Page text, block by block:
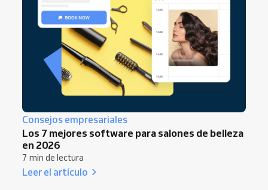
Consejos empresariales
Los 7 mejores software para salones de belleza
en 2026
7 min de lectura
Leer el artículo